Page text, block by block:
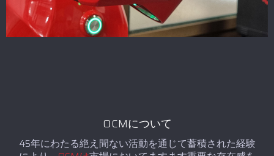
OCMについて
45年にわたる絶え間ない活動を通じて蓄積された経験